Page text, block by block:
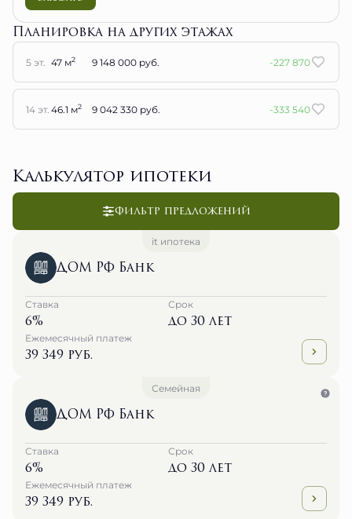
Планировка на других этажах
5 эт. 47 м2 9 148 000 руб. -227 870
14 эт. 46.1 м2 9 042 330 руб. -333 540
Калькулятор ипотеки
Фильтр предложений
it ипотека
ДОМ РФ Банк
Ставка
6%
Срок
до 30 лет
Ежемесячный платеж
39 349 руб.
Семейная
ДОМ РФ Банк
Ставка
6%
Срок
до 30 лет
Ежемесячный платеж
39 349 руб.